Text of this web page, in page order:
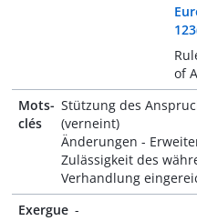
of
Mots-
clés
Stützung des
(verneint)
Änderungen -
Zulässigkeit des
Verhandlung
Exergue -